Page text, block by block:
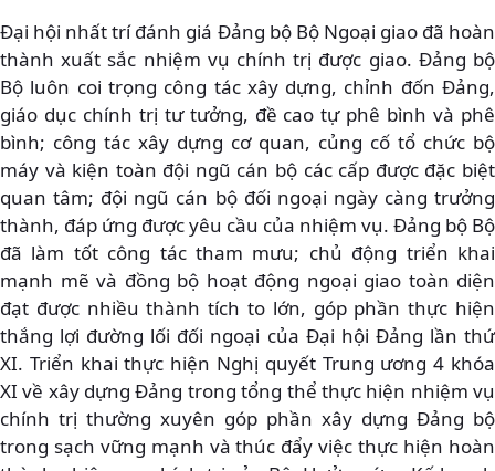
Đại hội nhất trí đánh giá Đảng bộ Bộ Ngoại giao đã hoàn
thành xuất sắc nhiệm vụ chính trị được giao. Đảng bộ
Bộ luôn coi trọng công tác xây dựng, chỉnh đốn Đảng,
giáo dục chính trị tư tưởng, đề cao tự phê bình và phê
bình; công tác xây dựng cơ quan, củng cố tổ chức bộ
máy và kiện toàn đội ngũ cán bộ các cấp được đặc biệt
quan tâm; đội ngũ cán bộ đối ngoại ngày càng trưởng
thành, đáp ứng được yêu cầu của nhiệm vụ. Đảng bộ Bộ
đã làm tốt công tác tham mưu; chủ động triển khai
mạnh mẽ và đồng bộ hoạt động ngoại giao toàn diện
đạt được nhiều thành tích to lớn, góp phần thực hiện
thắng lợi đường lối đối ngoại của Đại hội Đảng lần thứ
XI. Triển khai thực hiện Nghị quyết Trung ương 4 khóa
XI về xây dựng Đảng trong tổng thể thực hiện nhiệm vụ
chính trị thường xuyên góp phần xây dựng Đảng bộ
trong sạch vững mạnh và thúc đẩy việc thực hiện hoàn